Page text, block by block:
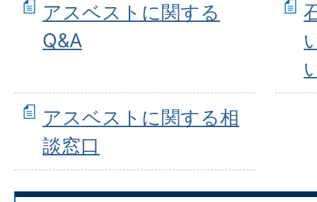
アスベストに関する
Q&A
アスベストに関する相
談窓口